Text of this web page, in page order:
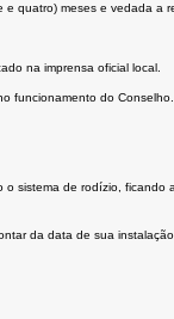
quatro) meses e vedada a
na imprensa oficial local.
funcionamento do Conselho.
sistema de rodízio,
da data de sua